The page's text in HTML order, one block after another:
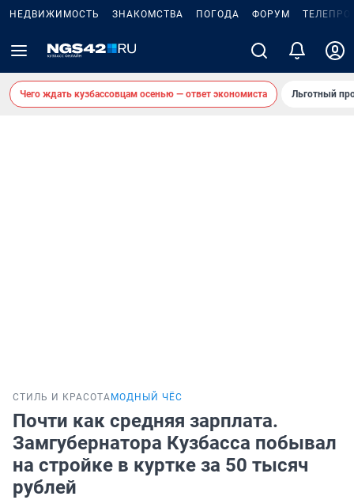
НЕДВИЖИМОСТЬ ЗНАКОМСТВА ПОГОДА ФОРУМ
Чего ждать кузбассовцам осенью — ответ экономиста Льготный
СТИЛЬ И КРАСОТА МОДНЫЙ ЧЁС
Почти как средняя зарплата.
Замгубернатора Кузбасса побывал
на стройке в куртке за 50 тысяч
рублей